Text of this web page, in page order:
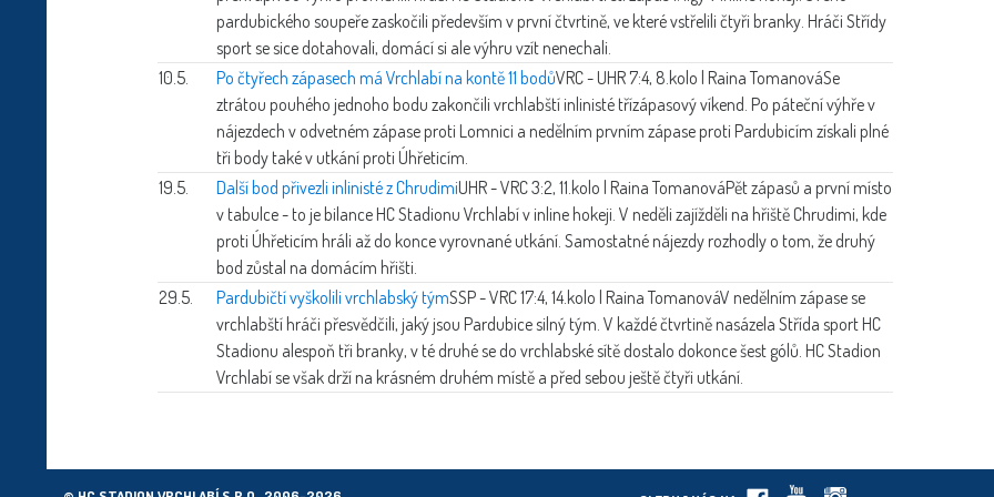
pardubického soupeře zaskočili především v první čtvrtině, ve které vstřelili čtyři branky. Hráči Střídy
sport se sice dotahovali, domácí si ale výhru vzít nenechali.
10.5.
Po čtyřech zápasech má Vrchlabí na kontě 11 bodůVRC - UHR 7:4, 8.kolo | Raina TomanováSe
ztrátou pouhého jednoho bodu zakončili vrchlabští inlinisté třízápasový víkend. Po páteční výhře v
nájezdech v odvetném zápase proti Lomnici a nedělním prvním zápase proti Pardubicím získali plné
tři body také v utkání proti Úhřeticím.
19.5.
Další bod přivezli inlinisté z ChrudimiUHR - VRC 3:2, 11.kolo | Raina TomanováPět zápasů a první místo
v tabulce - to je bilance HC Stadionu Vrchlabí v inline hokeji. V neděli zajížděli na hřiště Chrudimi, kde
proti Úhřeticím hráli až do konce vyrovnané utkání. Samostatné nájezdy rozhodly o tom, že druhý
bod zůstal na domácím hřišti.
29.5.
Pardubičtí vyškolili vrchlabský týmSSP - VRC 17:4, 14.kolo | Raina TomanováV nedělním zápase se
vrchlabští hráči přesvědčili, jaký jsou Pardubice silný tým. V každé čtvrtině nasázela Střída sport HC
Stadionu alespoň tři branky, v té druhé se do vrchlabské sítě dostalo dokonce šest gólů. HC Stadion
Vrchlabí se však drží na krásném druhém místě a před sebou ještě čtyři utkání.